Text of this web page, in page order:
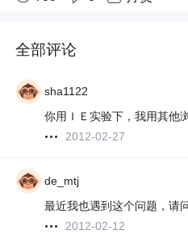
全部评论
sha1122
你用ＩＥ实验下，我用其他
2012-02-27
de_mtj
最近我也遇到这个问题，请
2012-02-12